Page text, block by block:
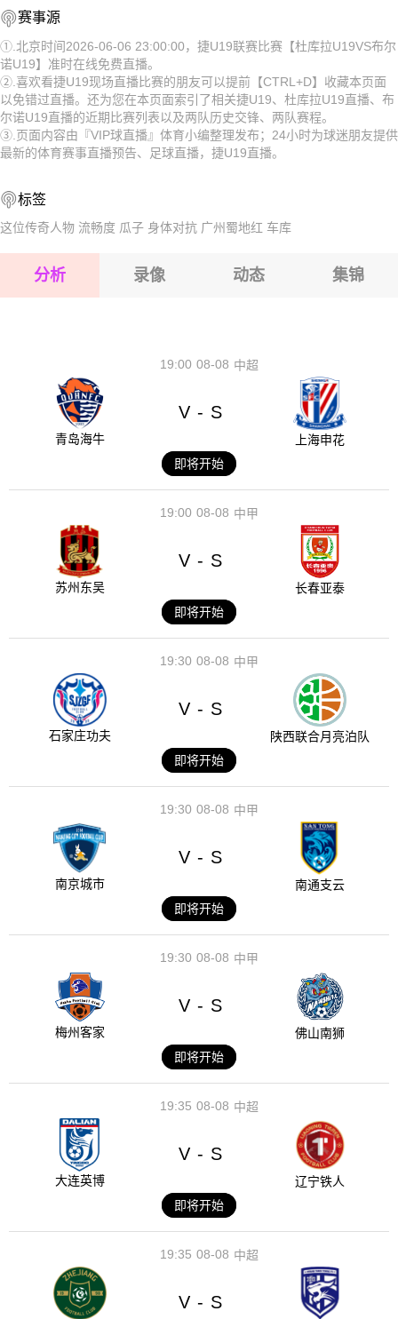
2026-08-16 【捷U19】 杜库拉U19VS布尔诺U19
2026-08-16 【捷U19】 杜库拉U19VS布尔诺U19
2026-08-16 【捷U19】 杜库拉U19VS布尔诺U19
2026-08-16 【捷U19】 杜库拉U19VS布尔诺U19
2026-08-16 【捷U19】 杜库拉U19VS布尔诺U19
2026-08-16 【捷U19】 杜库拉U19VS布尔诺U19
2026-08-16 【捷U19】 杜库拉U19VS布尔诺U19
赛事源
①.北京时间2026-06-06 23:00:00，捷U19联赛比赛【杜库拉U19VS布尔
诺U19】准时在线免费直播。
②.喜欢看捷U19现场直播比赛的朋友可以提前【CTRL+D】收藏本页面
以免错过直播。还为您在本页面索引了相关捷U19、杜库拉U19直播、布
尔诺U19直播的近期比赛列表以及两队历史交锋、两队赛程。
③.页面内容由『VIP球直播』体育小编整理发布；24小时为球迷朋友提供
最新的体育赛事直播预告、足球直播，捷U19直播。
标签
这位传奇人物 流畅度 瓜子 身体对抗 广州蜀地红 车库
分析 录像 动态 集锦
08-08
19:00 中超
青岛海牛
V - S
上海申花
即将开始
08-08
19:00 中甲
苏州东吴
V - S
长春亚泰
即将开始
08-08
19:30 中甲
石家庄功夫
V - S
陕西联合月亮泊队
即将开始
08-08
19:30 中甲
南京城市
V - S
南通支云
即将开始
08-08
19:30 中甲
梅州客家
V - S
佛山南狮
即将开始
08-08
19:35 中超
大连英博
V - S
辽宁铁人
即将开始
08-08
19:35 中超
V - S